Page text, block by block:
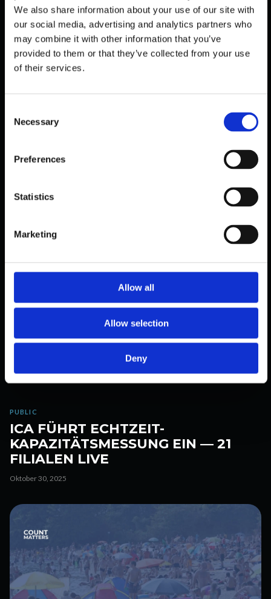
We also share information about your use of our site with
our social media, advertising and analytics partners who
may combine it with other information that you’ve
provided to them or that they’ve collected from your use
of their services.
Necessary
Preferences
Statistics
Marketing
Allow all
Allow selection
Deny
PUBLIC
NUTZEN BESUCHERERKENNTNISSE
PUBLIC
ICA FÜHRT ECHTZEIT-
KAPAZITÄTSMESSUNG EIN — 21
FILIALEN LIVE
Oktober 30, 2025